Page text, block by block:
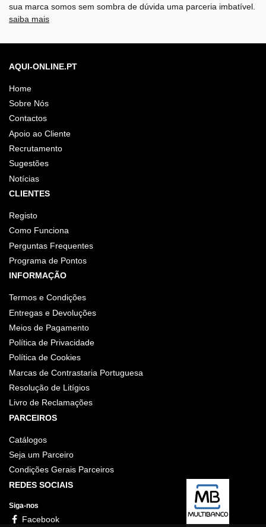
sua marca somos sem sombra de dúvida uma parceria imbatível.
saiba mais
AQUI-ONLINE.PT
Home
Sobre Nós
Contactos
Apoio ao Cliente
Recrutamento
Sugestões
Notícias
CLIENTES
Registo
Como Funciona
Perguntas Frequentes
Programa de Pontos
INFORMAÇÃO
Termos e Condições
Entregas e Devoluções
Meios de Pagamento
Política de Privacidade
Política de Cookies
Marcas de Contrastaria Portuguesa
Resolução de Litígios
Livro de Reclamações
PARCEIROS
Catálogos
Seja um Parceiro
Condições Gerais Parceiros
REDES SOCIAIS
Siga-nos
Facebook